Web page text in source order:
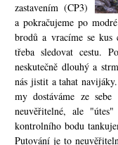
zastavením (CP3)
a pokračujeme po
brodů a vracíme se kus
třeba sledovat cestu.
neskutečně dlouhý a
nás jistit a tahat
my dostáváme ze
neuvěřitelné, ale
kontrolního bodu
Putování je to